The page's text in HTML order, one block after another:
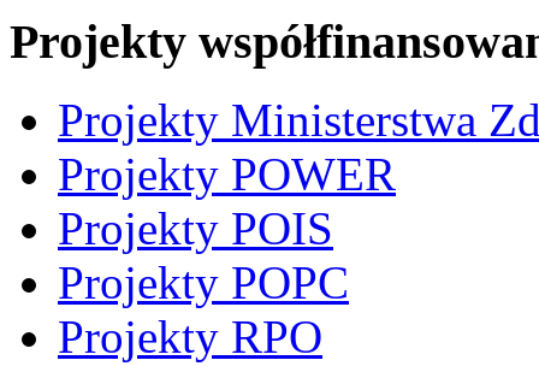
Projekty
Projekty Ministerstwa
Projekty POWER
Projekty POIS
Projekty POPC
Projekty RPO